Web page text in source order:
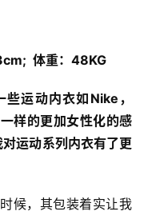
体重：48KG
运动内衣如Nike，
样的更加女性化的感
运动系列内衣有了更
，其包装着实让我